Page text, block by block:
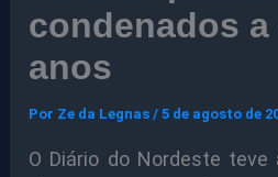
condenados a
anos
Por Ze da Legnas/5 de agosto de
O Diário do Nordeste